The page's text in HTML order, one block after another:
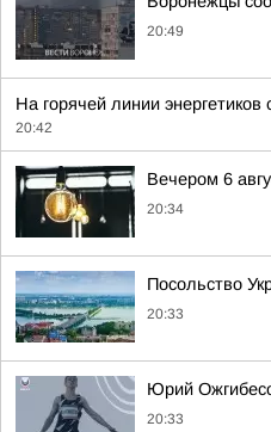
20:49
На горячей линии
20:42
Вечером 6
20:34
Посольство
20:33
Юрий
20:33